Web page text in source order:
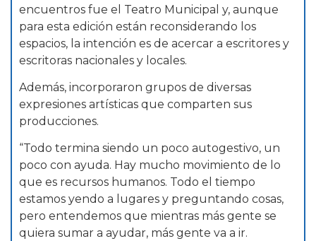
encuentros fue el Teatro Municipal y, aunque
para esta edición están reconsiderando los
espacios, la intención es de acercar a escritores y
escritoras nacionales y locales.
Además, incorporaron grupos de diversas
expresiones artísticas que comparten sus
producciones.
“Todo termina siendo un poco autogestivo, un
poco con ayuda. Hay mucho movimiento de lo
que es recursos humanos. Todo el tiempo
estamos yendo a lugares y preguntando cosas,
pero entendemos que mientras más gente se
quiera sumar a ayudar, más gente va a ir.